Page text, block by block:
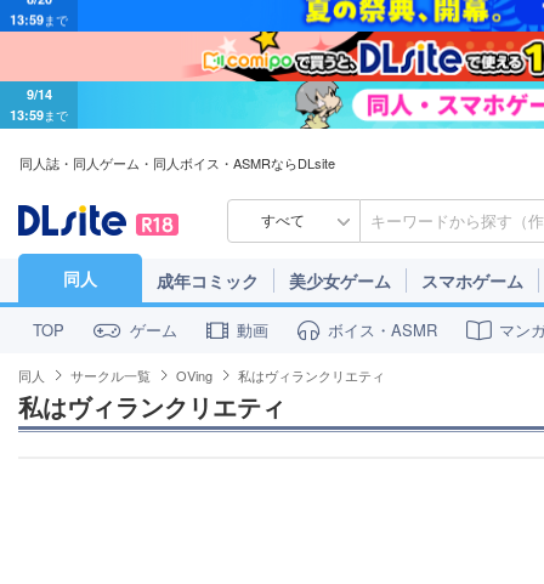
13:59まで
同人誌・同人ゲーム・同人ボイス・ASMRならDLsite
すべて
同人 成年コミック 美少女ゲーム スマホゲーム
TOP ゲーム 動画 ボイス・ASMR マン
同人 サークル一覧 OVing 私はヴィランクリエティ
私はヴィランクリエティ